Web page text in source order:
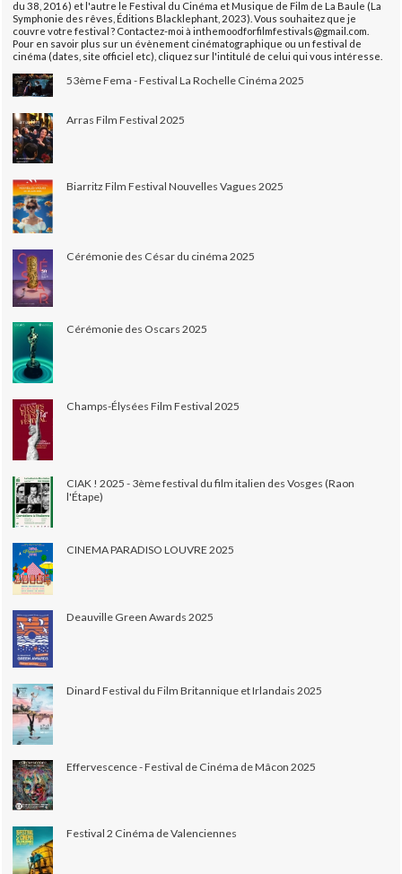
du 38, 2016) et l'autre le Festival du Cinéma et Musique de Film de La Baule (La
Symphonie des rêves, Éditions Blacklephant, 2023). Vous souhaitez que je
couvre votre festival ? Contactez-moi à inthemoodforfilmfestivals@gmail.com.
Pour en savoir plus sur un évènement cinématographique ou un festival de
cinéma (dates, site officiel etc), cliquez sur l'intitulé de celui qui vous intéresse.
53ème Fema - Festival La Rochelle Cinéma 2025
Arras Film Festival 2025
Biarritz Film Festival Nouvelles Vagues 2025
Cérémonie des César du cinéma 2025
Cérémonie des Oscars 2025
Champs-Élysées Film Festival 2025
CIAK ! 2025 - 3ème festival du film italien des Vosges (Raon
l'Étape)
CINEMA PARADISO LOUVRE 2025
Deauville Green Awards 2025
Dinard Festival du Film Britannique et Irlandais 2025
Effervescence - Festival de Cinéma de Mâcon 2025
Festival 2 Cinéma de Valenciennes